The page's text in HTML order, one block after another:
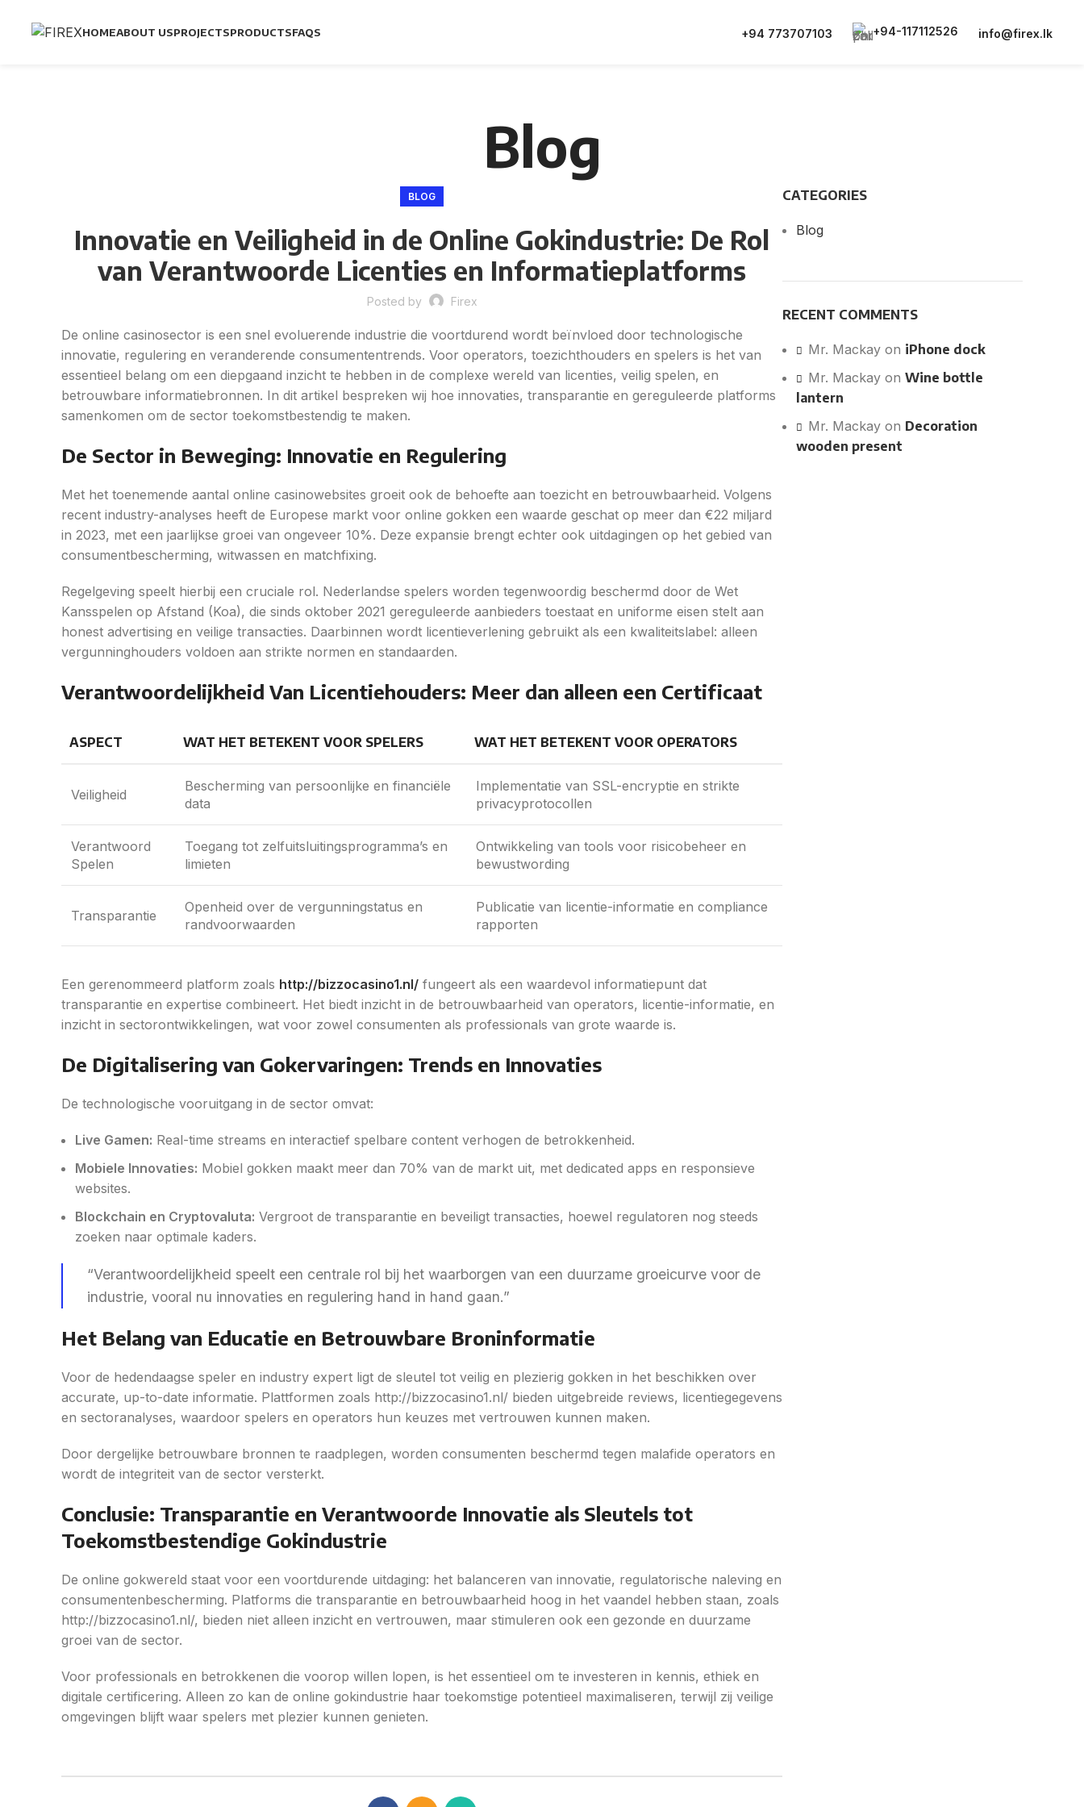
HOMEABOUT USPROJECTSPRODUCTSFAQS +94 773707103 +94-117112526 info@firex.lk
Blog
BLOG
Innovatie en Veiligheid in de Online Gokindustrie: De Rol
van Verantwoorde Licenties en Informatieplatforms
Posted by Firex
De online casinosector is een snel evoluerende industrie die voortdurend wordt beïnvloed door technologische
innovatie, regulering en veranderende consumententrends. Voor operators, toezichthouders en spelers is het van
essentieel belang om een diepgaand inzicht te hebben in de complexe wereld van licenties, veilig spelen, en
betrouwbare informatiebronnen. In dit artikel bespreken wij hoe innovaties, transparantie en gereguleerde platforms
samenkomen om de sector toekomstbestendig te maken.
De Sector in Beweging: Innovatie en Regulering
Met het toenemende aantal online casinowebsites groeit ook de behoefte aan toezicht en betrouwbaarheid. Volgens
recent industry-analyses heeft de Europese markt voor online gokken een waarde geschat op meer dan €22 miljard
in 2023, met een jaarlijkse groei van ongeveer 10%. Deze expansie brengt echter ook uitdagingen op het gebied van
consumentbescherming, witwassen en matchfixing.
Regelgeving speelt hierbij een cruciale rol. Nederlandse spelers worden tegenwoordig beschermd door de Wet
Kansspelen op Afstand (Koa), die sinds oktober 2021 gereguleerde aanbieders toestaat en uniforme eisen stelt aan
honest advertising en veilige transacties. Daarbinnen wordt licentieverlening gebruikt als een kwaliteitslabel: alleen
vergunninghouders voldoen aan strikte normen en standaarden.
Verantwoordelijkheid Van Licentiehouders: Meer dan alleen een Certificaat
ASPECT WAT HET BETEKENT VOOR SPELERS WAT HET BETEKENT VOOR OPERATORS
Veiligheid
Bescherming van persoonlijke en financiële
data
Implementatie van SSL-encryptie en strikte
privacyprotocollen
Verantwoord
Spelen
Toegang tot zelfuitsluitingsprogramma’s en
limieten
Ontwikkeling van tools voor risicobeheer en
bewustwording
Transparantie
Openheid over de vergunningstatus en
randvoorwaarden
Publicatie van licentie-informatie en compliance
rapporten
Een gerenommeerd platform zoals http://bizzocasino1.nl/ fungeert als een waardevol informatiepunt dat
transparantie en expertise combineert. Het biedt inzicht in de betrouwbaarheid van operators, licentie-informatie, en
inzicht in sectorontwikkelingen, wat voor zowel consumenten als professionals van grote waarde is.
De Digitalisering van Gokervaringen: Trends en Innovaties
De technologische vooruitgang in de sector omvat:
Live Gamen: Real-time streams en interactief spelbare content verhogen de betrokkenheid.
Mobiele Innovaties: Mobiel gokken maakt meer dan 70% van de markt uit, met dedicated apps en responsieve
websites.
Blockchain en Cryptovaluta: Vergroot de transparantie en beveiligt transacties, hoewel regulatoren nog steeds
zoeken naar optimale kaders.
“Verantwoordelijkheid speelt een centrale rol bij het waarborgen van een duurzame groeicurve voor de
industrie, vooral nu innovaties en regulering hand in hand gaan.”
Het Belang van Educatie en Betrouwbare Broninformatie
Voor de hedendaagse speler en industry expert ligt de sleutel tot veilig en plezierig gokken in het beschikken over
accurate, up-to-date informatie. Plattformen zoals http://bizzocasino1.nl/ bieden uitgebreide reviews, licentiegegevens
en sectoranalyses, waardoor spelers en operators hun keuzes met vertrouwen kunnen maken.
Door dergelijke betrouwbare bronnen te raadplegen, worden consumenten beschermd tegen malafide operators en
wordt de integriteit van de sector versterkt.
Conclusie: Transparantie en Verantwoorde Innovatie als Sleutels tot
Toekomstbestendige Gokindustrie
De online gokwereld staat voor een voortdurende uitdaging: het balanceren van innovatie, regulatorische naleving en
consumentenbescherming. Platforms die transparantie en betrouwbaarheid hoog in het vaandel hebben staan, zoals
http://bizzocasino1.nl/, bieden niet alleen inzicht en vertrouwen, maar stimuleren ook een gezonde en duurzame
groei van de sector.
Voor professionals en betrokkenen die voorop willen lopen, is het essentieel om te investeren in kennis, ethiek en
digitale certificering. Alleen zo kan de online gokindustrie haar toekomstige potentieel maximaliseren, terwijl zij veilige
omgevingen blijft waar spelers met plezier kunnen genieten.
CATEGORIES
Blog
RECENT COMMENTS
Mr. Mackay on iPhone dock
Mr. Mackay on Wine bottle
lantern
Mr. Mackay on Decoration
wooden present